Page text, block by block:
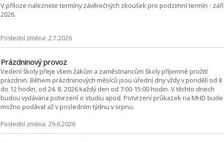
V příloze naleznete termíny závěrečných zkoušek pro podzimní termín - září
2026.
Poslední změna: 2.7.2026
Prázdninový provoz
Vedení školy přeje všem žákům a zaměstnancům školy příjemné prožití
prázdnin. Během prázdninových měsíců jsou úřední dny vždy v pondělí od 8
do 12 hodin, od 24. 8. 2026 každý den od 7:00-15:00 hodin. V těchto dnech
budou vydávána potvrzení o studiu apod. Potvrzení průkazek na MHD bude
možno podávat až v posledním týdnu v srpnu.
Poslední změna: 29.6.2026